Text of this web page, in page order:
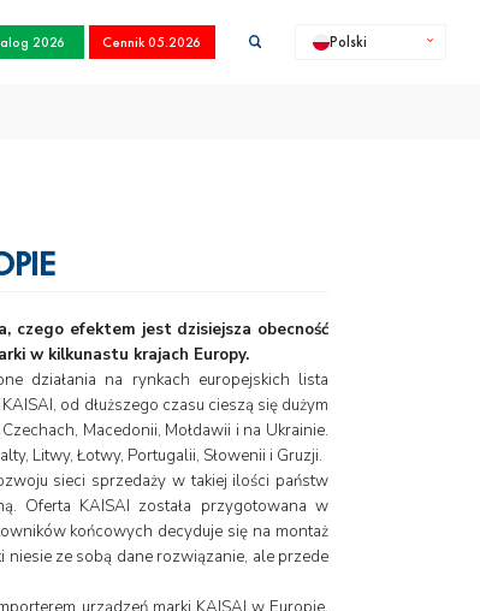
2026 Cennik 05.2026 Polski
czego efektem jest dzisiejsza obecność
w kilkunastu krajach Europy.
działania na rynkach europejskich lista
od dłuższego czasu cieszą się dużym
Macedonii, Mołdawii i na Ukrainie.
Litwy, Łotwy, Portugalii, Słowenii i Gruzji.
sieci sprzedaży w takiej ilości państw
Oferta KAISAI została przygotowana w
końcowych decyduje się na montaż
ze sobą dane rozwiązanie, ale przede